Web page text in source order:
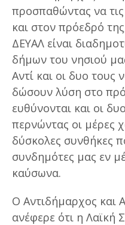
προσπαθώντας να
και στον πρόεδρό
ΔΕΥΑΛ είναι
δήμων του νησιού
Αντί και οι δυο τους
δώσουν λύση στο
ευθύνονται και οι
περνώντας οι μέρες
δύσκολες συνθήκες
συνδημότες μας εν
καύσωνα.
Ο Αντιδήμαρχος και
ανέφερε ότι η Λαϊκή